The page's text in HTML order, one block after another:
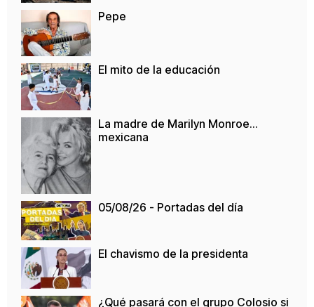
Pepe
El mito de la educación
La madre de Marilyn Monroe…
mexicana
05/08/26 - Portadas del día
El chavismo de la presidenta
¿Qué pasará con el grupo Colosio si